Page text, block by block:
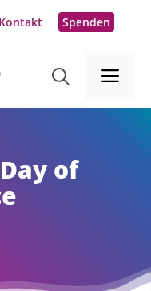
Kontakt Spenden
of